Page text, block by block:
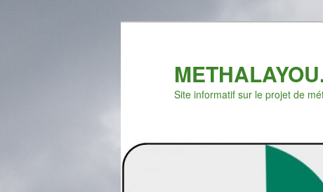
Site informatif sur le projet de